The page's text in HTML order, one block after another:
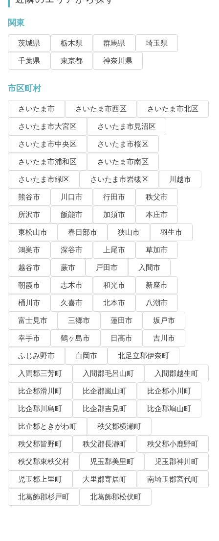
関東
茨城県 栃木県 群馬県
埼玉県
千葉県
東京都 神奈川県
市区町村
さいたま市 さいたま市西区
さいたま市北区
さいたま市大宮区
さいたま市見沼区
さいたま市中央区
さいたま市桜区
さいたま市浦和区
さいたま市南区
さいたま市緑区
さいたま市岩槻区
川越市
熊谷市
川口市 行田市
秩父市
所沢市
飯能市 加須市
本庄市
東松山市
春日部市 狭山市
羽生市
鴻巣市
深谷市 上尾市
草加市
越谷市
蕨市 戸田市
入間市
朝霞市
志木市 和光市
新座市
桶川市
久喜市 北本市
八潮市
富士見市
三郷市 蓮田市
坂戸市
幸手市
鶴ヶ島市 日高市
吉川市
ふじみ野市
白岡市
北足立郡伊奈町
入間郡三芳町
入間郡毛呂山町
入間郡越生町
比企郡滑川町
比企郡嵐山町
比企郡小川町
比企郡川島町
比企郡吉見町
比企郡鳩山町
比企郡ときがわ町
秩父郡横瀬町
秩父郡皆野町
秩父郡長瀞町
秩父郡小鹿野町
秩父郡東秩父村
児玉郡美里町
児玉郡神川町
児玉郡上里町
大里郡寄居町
南埼玉郡宮代町
北葛飾郡杉戸町
北葛飾郡松伏町